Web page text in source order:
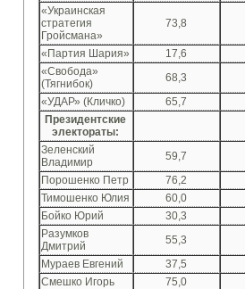
«Украинская
стратегия
Гройсмана»
73,8
«Партия Шария» 17,6
«Свобода»
(Тягнибок)
68,3
«УДАР» (Кличко)
65,7
Президентские
электораты:
Зеленский
Владимир
59,7
Порошенко Петр
76,2
Тимошенко Юлия
60,0
Бойко Юрий
30,3
Разумков
Дмитрий
55,3
Мураев Евгений
37,5
Смешко Игорь
75,0